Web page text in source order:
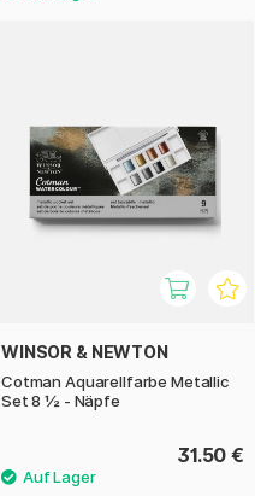
WINSOR & NEWTON
Cotman Aquarellfarbe Metallic
Set 8 ½ - Näpfe
31.50 €